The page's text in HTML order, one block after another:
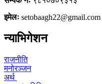
इमेलः setobaagh22@gmail.com
न्याभिगेशन
राजनीति
मनोरञ्जन
अर्थ